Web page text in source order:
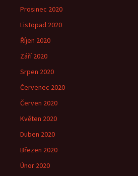
Prosinec 2020
Listopad 2020
Říjen 2020
Září 2020
Srpen 2020
Červenec 2020
Červen 2020
Květen 2020
Duben 2020
Březen 2020
Únor 2020